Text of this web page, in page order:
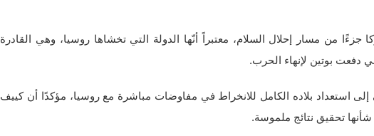
من مسار إحلال السلام، معتبراً أنّها الدولة التي تخشاها روسيا، وهي القادرة
دفعت بوتين لإنهاء الحرب.
استعداد بلاده الكامل للانخراط في مفاوضات مباشرة مع روسيا، مؤكدًا أن كييف
تحقيق نتائج ملموسة.